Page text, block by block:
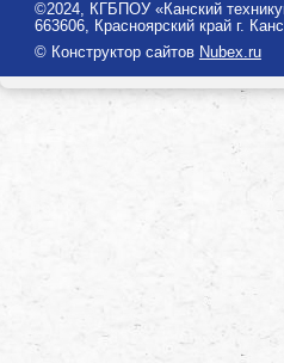
©2024, КГБПОУ «Канский
663606, Красноярский край г.
© Конструктор сайтов Nubex.ru